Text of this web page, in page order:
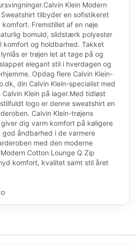
Klein Modern
tilbyder en sofistikeret
Fremstillet af en nøje
bomuld, slidstærk polyester
komfort og holdbarhed. Takket
er trøjen let at tage på og
elegant stil i hverdagen og
Opdag flere Calvin Klein-
din Calvin Klein-specialist med
Klein på lager.Med tidløst
logo er denne sweatshirt en
Calvin Klein-trøjens
dig varm komfort på køligere
åndbarhed i de varmere
med den moderne
Cotton Lounge Q Zip
komfort, kvalitet samt stil året